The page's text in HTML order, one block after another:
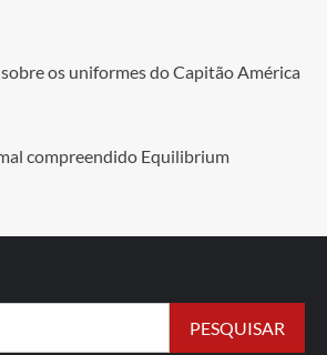
sobre os uniformes do Capitão América
compreendido Equilibrium